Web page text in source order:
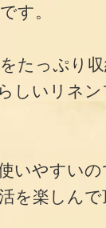
す。
たっぷり収
しいリネ
いやすい
を楽しんで